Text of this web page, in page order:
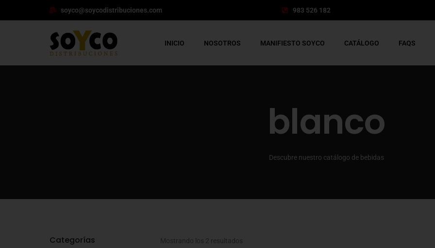
soyco@soycodistribuciones.com 983 526 182
INICIO NOSOTROS MANIFIESTO SOYCO CATÁLOGO FAQS
blanco
Descubre nuestro catálogo de bebidas
Categorías Mostrando los 2 resultados